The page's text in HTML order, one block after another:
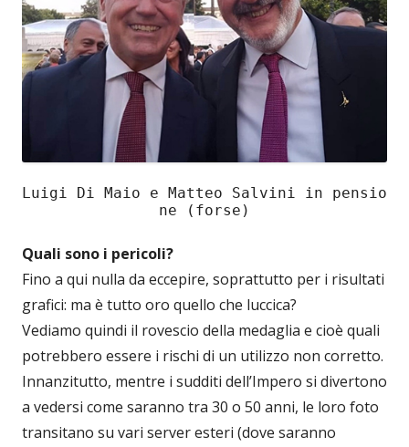
Luigi Di Maio e Matteo Salvini in pensio
ne (forse)
Quali sono i pericoli?
Fino a qui nulla da eccepire, soprattutto per i risultati
grafici: ma è tutto oro quello che luccica?
Vediamo quindi il rovescio della medaglia e cioè quali
potrebbero essere i rischi di un utilizzo non corretto.
Innanzitutto, mentre i sudditi dell’Impero si divertono
a vedersi come saranno tra 30 o 50 anni, le loro foto
transitano su vari server esteri (dove saranno